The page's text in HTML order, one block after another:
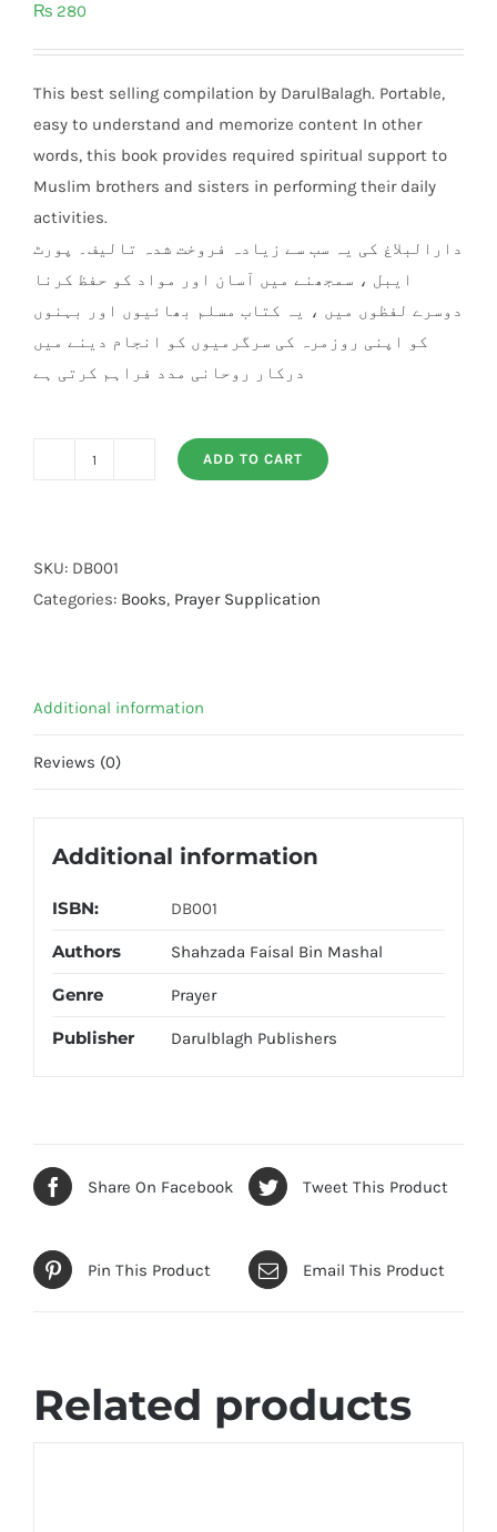
₨ 280
This best selling compilation by DarulBalagh. Portable,
easy to understand and memorize content In other
words, this book provides required spiritual support to
Muslim brothers and sisters in performing their daily
activities.
دارالبلاغ کی یہ سب سے زیادہ فروخت شدہ تالیف۔ پورٹ
ایبل ، سمجھنے میں آسان اور مواد کو حفظ کرنا
دوسرے لفظوں میں ، یہ کتاب مسلم بھائیوں اور بہنوں
کو اپنی روزمرہ کی سرگرمیوں کو انجام دینے میں
درکار روحانی مدد فراہم کرتی ہے
Fajar
Ba
quantity
ADD TO CART
SKU: DB001
Categories: Books, Prayer Supplication
Additional information
Reviews (0)
Additional information
ISBN: DB001
Authors Shahzada Faisal Bin Mashal
Genre Prayer
Publisher Darulblagh Publishers
Share On Facebook Tweet This Product
Pin This Product Email This Product
Related products